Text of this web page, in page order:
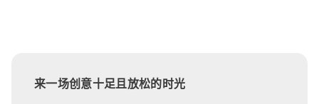
来一场创意十足且放松的时光